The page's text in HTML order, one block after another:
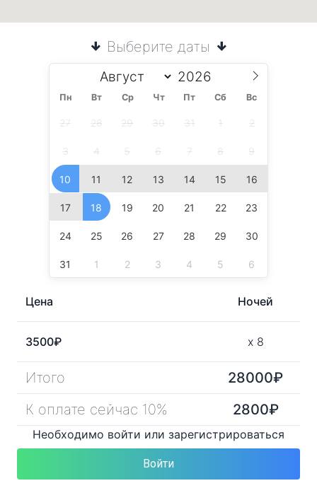
Выберите даты
Пн Вт Ср Чт Пт Сб Вс
27 28 29 30 31 1 2
3 4 5 6 7 8 9
10 11 12 13 14 15 16
17 18 19 20 21 22 23
24 25 26 27 28 29 30
31 1 2 3 4 5 6
Цена Ночей
3500₽ x 8
Итого 28000₽
К оплате сейчас 10%
2800₽
Необходимо войти или зарегистрироваться
Войти